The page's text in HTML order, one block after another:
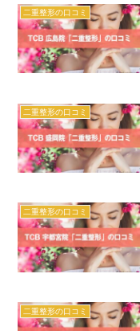
二重整形の口コミ
二重整形の口コミ
二重整形の口コミ
二重整形の口コミ